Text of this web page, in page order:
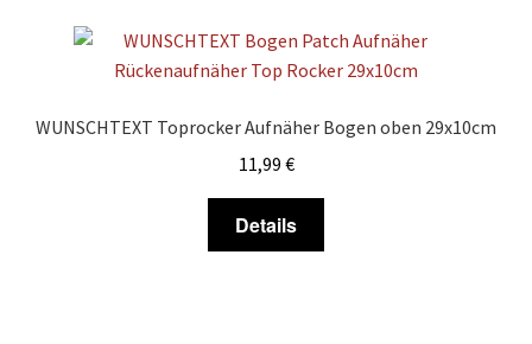
auf.
Die
können
der
gewählt
WUNSCHTEXT Toprocker Aufnäher Bogen oben 29x10cm
11,99 €
Details